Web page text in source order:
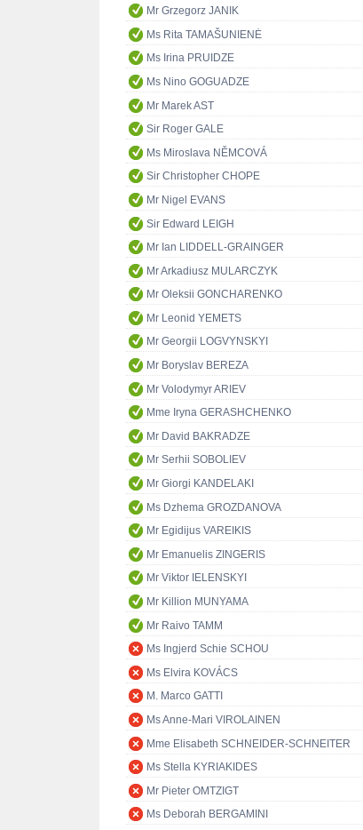
Mr Grzegorz JANIK
Ms Rita TAMAŠUNIENĖ
Ms Irina PRUIDZE
Ms Nino GOGUADZE
Mr Marek AST
Sir Roger GALE
Ms Miroslava NĚMCOVÁ
Sir Christopher CHOPE
Mr Nigel EVANS
Sir Edward LEIGH
Mr Ian LIDDELL-GRAINGER
Mr Arkadiusz MULARCZYK
Mr Oleksii GONCHARENKO
Mr Leonid YEMETS
Mr Georgii LOGVYNSKYI
Mr Boryslav BEREZA
Mr Volodymyr ARIEV
Mme Iryna GERASHCHENKO
Mr David BAKRADZE
Mr Serhii SOBOLIEV
Mr Giorgi KANDELAKI
Ms Dzhema GROZDANOVA
Mr Egidijus VAREIKIS
Mr Emanuelis ZINGERIS
Mr Viktor IELENSKYI
Mr Killion MUNYAMA
Mr Raivo TAMM
Ms Ingjerd Schie SCHOU
Ms Elvira KOVÁCS
M. Marco GATTI
Ms Anne-Mari VIROLAINEN
Mme Elisabeth SCHNEIDER-SCHNEITER
Ms Stella KYRIAKIDES
Mr Pieter OMTZIGT
Ms Deborah BERGAMINI